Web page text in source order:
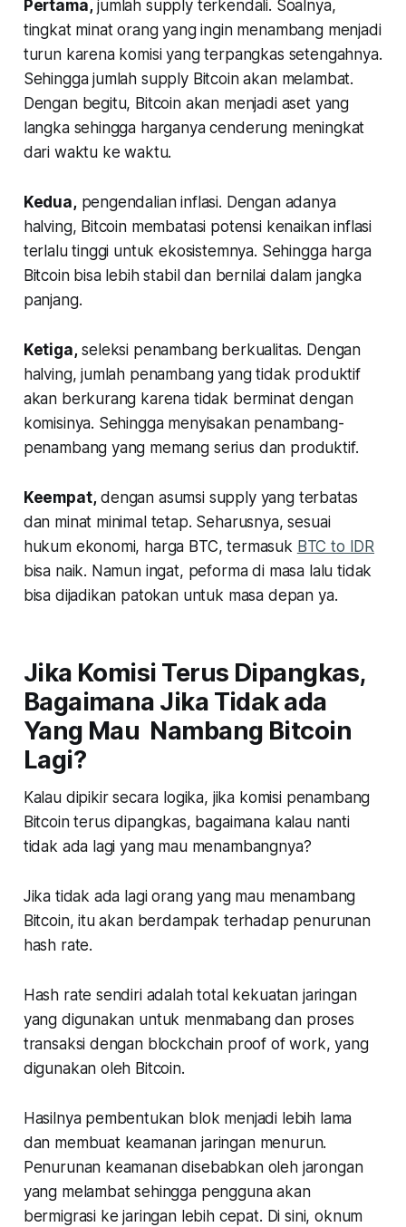
Pertama,jumlah supply terkendali. Soalnya,
tingkat minat orang yang ingin menambang menjadi
turun karena komisi yang terpangkas setengahnya.
Sehingga jumlah supply Bitcoin akan melambat.
Dengan begitu, Bitcoin akan menjadi aset yang
langka sehingga harganya cenderung meningkat
dari waktu ke waktu.
Kedua,pengendalian inflasi. Dengan adanya
halving, Bitcoin membatasi potensi kenaikan inflasi
terlalu tinggi untuk ekosistemnya. Sehingga harga
Bitcoin bisa lebih stabil dan bernilai dalam jangka
panjang.
Ketiga,seleksi penambang berkualitas. Dengan
halving, jumlah penambang yang tidak produktif
akan berkurang karena tidak berminat dengan
komisinya. Sehingga menyisakan penambang-
penambang yang memang serius dan produktif.
Keempat,dengan asumsi supply yang terbatas
dan minat minimal tetap. Seharusnya, sesuai
hukum ekonomi, harga BTC, termasuk BTC to IDR
bisa naik. Namun ingat, peforma di masa lalu tidak
bisa dijadikan patokan untuk masa depan ya.
Jika Komisi Terus Dipangkas,
Bagaimana Jika Tidak ada
Yang Mau Nambang Bitcoin
Lagi?
Kalau dipikir secara logika, jika komisi penambang
Bitcoin terus dipangkas, bagaimana kalau nanti
tidak ada lagi yang mau menambangnya?
Jika tidak ada lagi orang yang mau menambang
Bitcoin, itu akan berdampak terhadap penurunan
hash rate.
Hash rate sendiri adalah total kekuatan jaringan
yang digunakan untuk menmabang dan proses
transaksi dengan blockchain proof of work, yang
digunakan oleh Bitcoin.
Hasilnya pembentukan blok menjadi lebih lama
dan membuat keamanan jaringan menurun.
Penurunan keamanan disebabkan oleh jarongan
yang melambat sehingga pengguna akan
bermigrasi ke jaringan lebih cepat. Di sini, oknum